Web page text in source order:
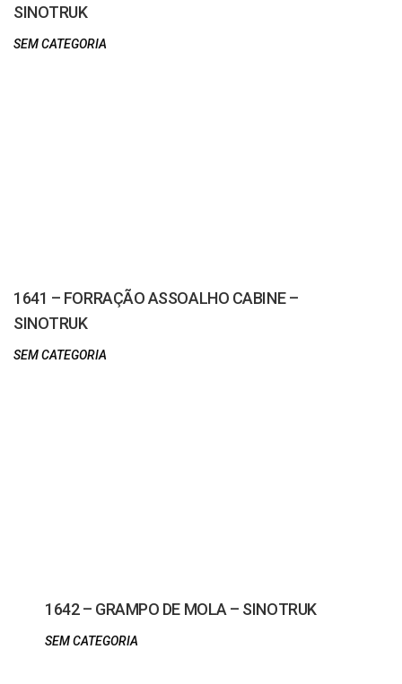
SINOTRUK
SEM CATEGORIA
1641 – FORRAÇÃO ASSOALHO CABINE –
SINOTRUK
SEM CATEGORIA
1642 – GRAMPO DE MOLA – SINOTRUK
SEM CATEGORIA